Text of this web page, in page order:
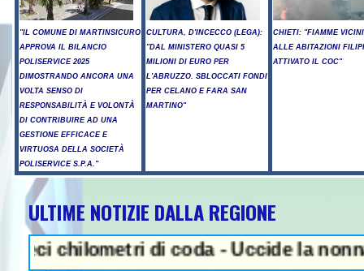
"IL COMUNE DI MARTINSICURO
APPROVA IL BILANCIO
POLISERVICE 2025
DIMOSTRANDO ANCORA UNA
VOLTA SENSO DI
RESPONSABILITÀ E VOLONTÀ
DI CONTRIBUIRE AD UNA
GESTIONE EFFICACE E
VIRTUOSA DELLA SOCIETÀ
POLISERVICE S.P.A."
CULTURA, D'INCECCO (LEGA):
"DAL MINISTERO QUASI 5
MILIONI DI EURO PER
L'ABRUZZO. SBLOCCATI FONDI
PER CELANO E FARA SAN
MARTINO"
CHIETI: "FIAMME
ALLE ABITAZIONI
ATTIVATO IL COC"
ULTIME NOTIZIE DALLA REGIONE
di coda - Uccide la nonna a
NEWS IN EVIDENZA -